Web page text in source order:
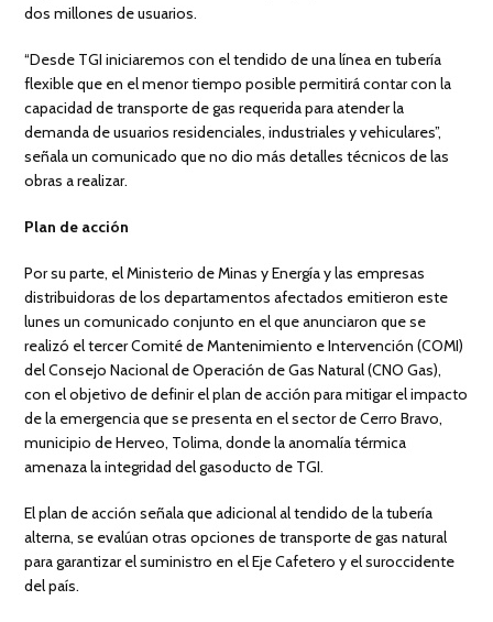
dos millones de usuarios.
“Desde TGI iniciaremos con el tendido de una línea en tubería
flexible que en el menor tiempo posible permitirá contar con la
capacidad de transporte de gas requerida para atender la
demanda de usuarios residenciales, industriales y vehiculares”,
señala un comunicado que no dio más detalles técnicos de las
obras a realizar.
Plan de acción
Por su parte, el Ministerio de Minas y Energía y las empresas
distribuidoras de los departamentos afectados emitieron este
lunes un comunicado conjunto en el que anunciaron que se
realizó el tercer Comité de Mantenimiento e Intervención (COMI)
del Consejo Nacional de Operación de Gas Natural (CNO Gas),
con el objetivo de definir el plan de acción para mitigar el impacto
de la emergencia que se presenta en el sector de Cerro Bravo,
municipio de Herveo, Tolima, donde la anomalía térmica
amenaza la integridad del gasoducto de TGI.
El plan de acción señala que adicional al tendido de la tubería
alterna, se evalúan otras opciones de transporte de gas natural
para garantizar el suministro en el Eje Cafetero y el suroccidente
del país.